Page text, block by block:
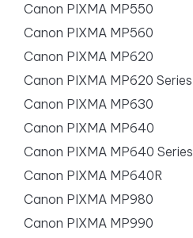
Canon PIXMA MP550
Canon PIXMA MP560
Canon PIXMA MP620
Canon PIXMA MP620 Series
Canon PIXMA MP630
Canon PIXMA MP640
Canon PIXMA MP640 Series
Canon PIXMA MP640R
Canon PIXMA MP980
Canon PIXMA MP990